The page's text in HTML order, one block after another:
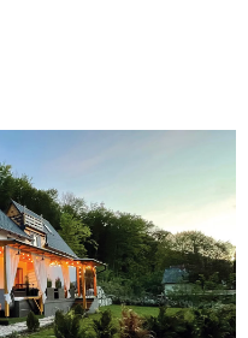
karate(168)kickbox(204)
Lewis Hamilton
(244)
Rendezvény
rio
(128)szabadidősport
táplálkozás (155)utazás
Világkupa(129)vitorlázás
(130)életmód(416)